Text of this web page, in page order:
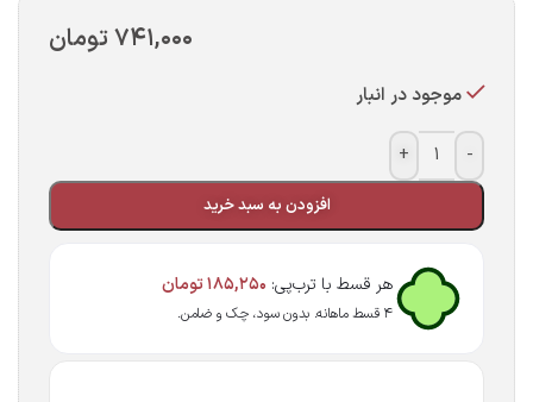
۷۴۱,۰۰۰تومان
موجود در انبار
-
+
افزودن به سبد خرید
هر قسط با ترب‌پی: ۱۸۵,۲۵۰تومان
۴ قسط ماهانه. بدون سود، چک و ضامن.